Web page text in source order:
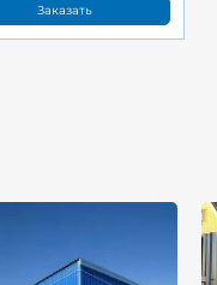
Заказать